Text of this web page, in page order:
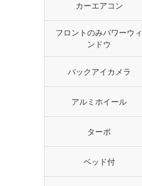
カーエアコン
フロントのみパワーウィ
ンドウ
バックアイカメラ
アルミホイール
ターボ
ベッド付